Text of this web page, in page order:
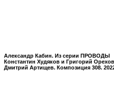
Александр Кабин. Из серии ПРОВОДЫ
Константин Худяков и Григорий
Дмитрий Артищев. Композиция 308.